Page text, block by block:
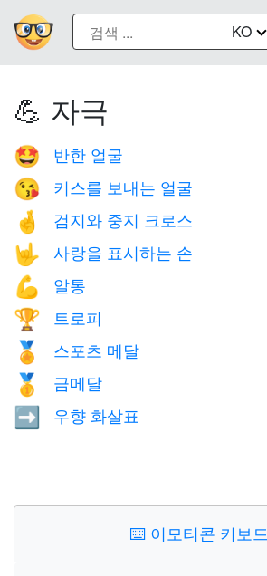
KO
💪 자극
🤩 반한 얼굴
😘 키스를 보내는 얼굴
🤞 검지와 중지 크로스
🤟 사랑을 표시하는 손
💪 알통
🏆 트로피
🏅 스포츠 메달
🥇 금메달
➡️ 우향 화살표
⌨️ 이모티콘 키보드